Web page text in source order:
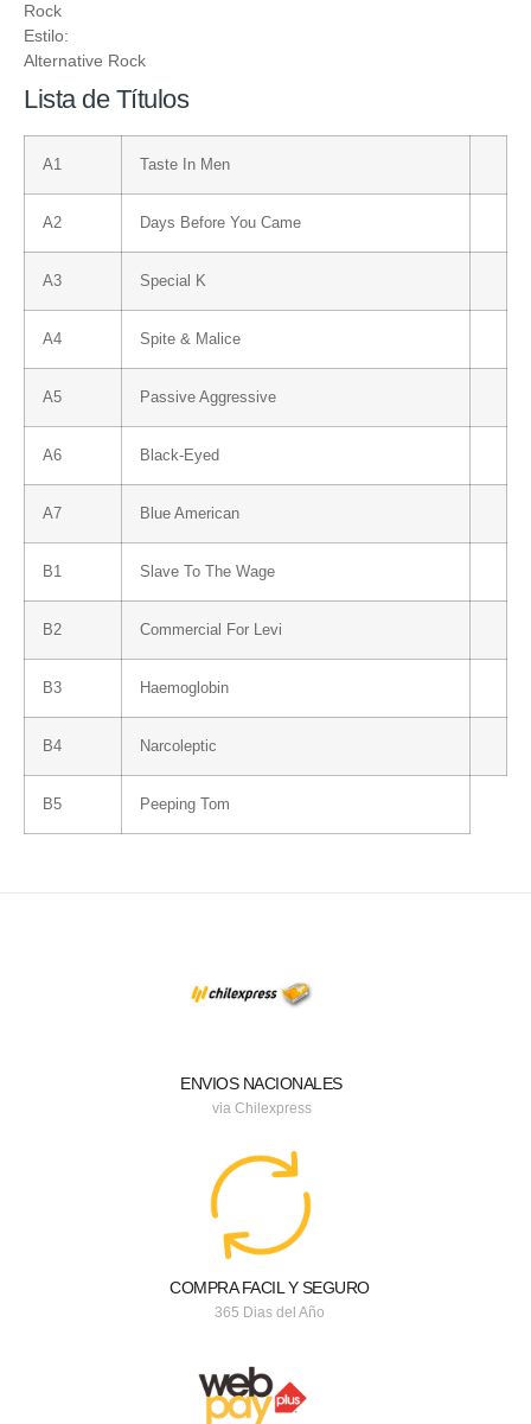
Rock
Estilo:
Alternative Rock
Lista de Títulos
A1 Taste In Men
A2 Days Before You Came
A3 Special K
A4 Spite & Malice
A5 Passive Aggressive
A6 Black-Eyed
A7 Blue American
B1 Slave To The Wage
B2 Commercial For Levi
B3 Haemoglobin
B4 Narcoleptic
B5 Peeping Tom
ENVIOS NACIONALES
via Chilexpress
COMPRA FACIL Y SEGURO
365 Dias del Año